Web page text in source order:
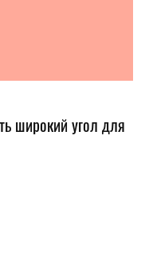
широкий угол для